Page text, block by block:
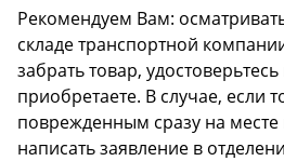
Рекомендуем Вам:
складе транспортной
забрать товар,
приобретаете. В случае, если
поврежденным сразу на
написать заявление в